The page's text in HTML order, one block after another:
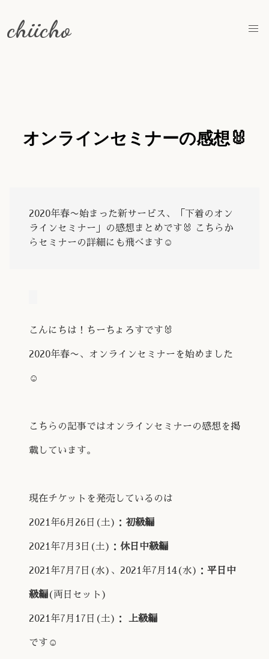
chiicho
オンラインセミナーの感想🐰
2020年春〜始まった新サービス、「下着のオン
ラインセミナー」の感想まとめです🐰 こちらか
らセミナーの詳細にも飛べます☺️
こんにちは！ちーちょろすです🐰
2020年春〜、オンラインセミナーを始めました
☺️
こちらの記事ではオンラインセミナーの感想を掲
載しています。
現在チケットを発売しているのは
2021年6月26日(土)： 初級編
2021年7月3日(土)： 休日中級編
2021年7月7日(水)、2021年7月14(水)： 平日中
級編(両日セット)
2021年7月17日(土)： 上級編
です☺️